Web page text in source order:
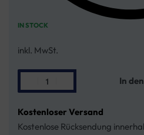
IN STOCK
inkl. MwSt.
In
Kostenloser Versand
Kostenlose Rücksendung